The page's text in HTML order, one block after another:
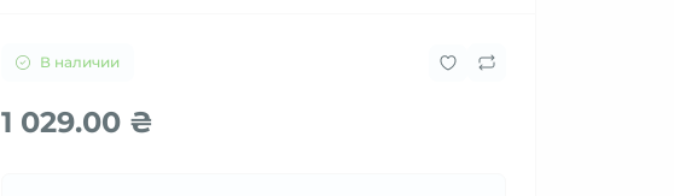
В наличии
1 029.00 ₴